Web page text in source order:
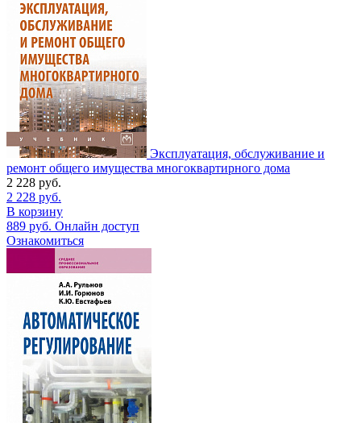
Эксплуатация, обслуживание и
ремонт общего имущества многоквартирного дома
2 228 руб.
2 228 руб.
В корзину
889 руб. Онлайн доступ
Ознакомиться